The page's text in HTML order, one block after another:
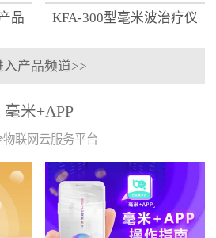
品
KFA-300型毫米波治疗仪
入产品频道>>
毫米+APP
物联网云服务平台